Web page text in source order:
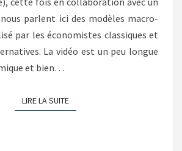
parlent ici des modèles macro-
par les économistes classiques et
La vidéo est un peu longue
et bien…
LIRE LA SUITELIRE LA SUITE